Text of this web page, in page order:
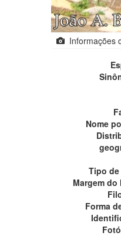
Informações
Nome
Tipo
Margem do
Forma